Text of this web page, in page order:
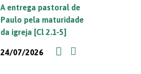
A entrega pastoral de
Paulo pela maturidade
da igreja [Cl 2.1-5]
24/07/2026